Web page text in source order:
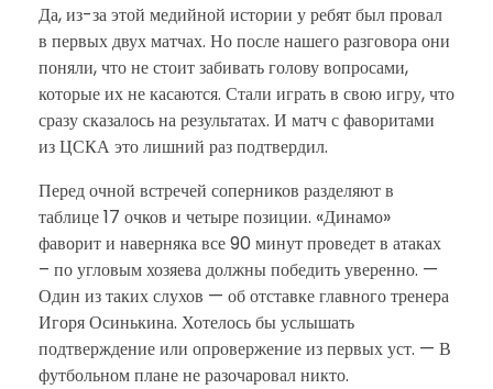
Да, из-за этой медийной истории у ребят был провал
в первых двух матчах. Но после нашего разговора они
поняли, что не стоит забивать голову вопросами,
которые их не касаются. Стали играть в свою игру, что
сразу сказалось на результатах. И матч с фаворитами
из ЦСКА это лишний раз подтвердил.
Перед очной встречей соперников разделяют в
таблице 17 очков и четыре позиции. «Динамо»
фаворит и наверняка все 90 минут проведет в атаках
– по угловым хозяева должны победить уверенно. —
Один из таких слухов — об отставке главного тренера
Игоря Осинькина. Хотелось бы услышать
подтверждение или опровержение из первых уст. — В
футбольном плане не разочаровал никто.